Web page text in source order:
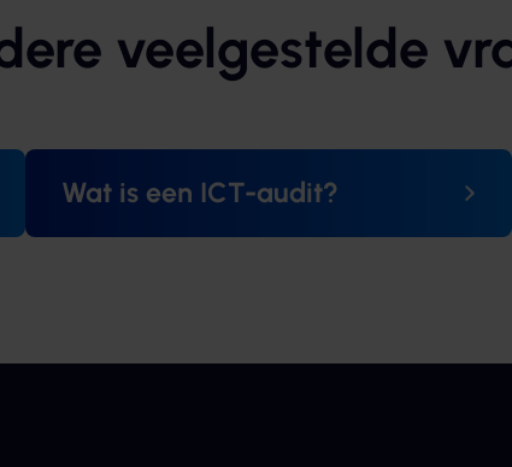
veelgestelde
Wat is een ICT-audit?